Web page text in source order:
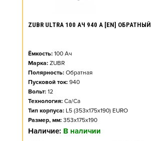
ZUBR ULTRA 100 АЧ 940 А [EN] ОБРАТНЫЙ
Ёмкость: 100 Ач
Марка: ZUBR
Полярность: Обратная
Пусковой ток: 940
Вольт: 12
Технология: Ca/Ca
Тип корпуса: L5 (353x175x190) EURO
Размер, мм: 353x175x190
Наличие: В наличии